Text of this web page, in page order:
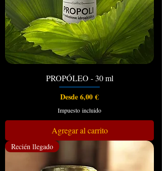
PROPÓLEO - 30 ml
Desde6,00 €
Precio de oferta
Impuesto incluido
Agregar al carrito
Recién llegado